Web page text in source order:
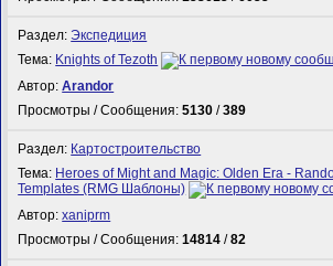
Раздел:Экспедиция
Тема: Knights of Tezoth
Автор:Arandor
Просмотры / Сообщения:5130 /389
Раздел: Картостроительство
Тема: Heroes of Might and Magic: Olden Era -
Templates (RMG Шаблоны)
Автор:xaniprm
Просмотры / Сообщения:14814 /82